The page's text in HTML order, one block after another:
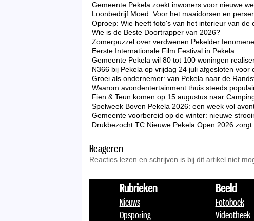
Gemeente Pekela zoekt inwoners voor nieuwe
Loonbedrijf Moed: Voor het maaidorsen en
Oproep: Wie heeft foto's van het interieur van de
Wie is de Beste Doortrapper van 2026?
Zomerpuzzel over verdwenen Pekelder
Eerste Internationale Film Festival in Pekela
Gemeente Pekela wil 80 tot 100 woningen
N366 bij Pekela op vrijdag 24 juli afgesloten voor
Groei als ondernemer: van Pekela naar de
Waarom avondentertainment thuis steeds
Fien & Teun komen op 15 augustus naar
Spelweek Boven Pekela 2026: een week vol
Gemeente voorbereid op de winter: nieuwe
Drukbezocht TC Nieuwe Pekela Open 2026
Reageren
Reacties lezen en schrijven is bij dit artikel niet
Rubrieken
Nieuws
Opsporing
Beeld
Fotoboek
Videotheek